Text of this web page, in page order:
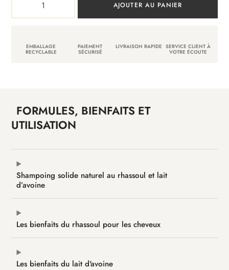
Rhassoul
Saponifié
à
Cheveux
doux,
équilibrés
AJOUTER AU PANIER
EMBALLAGE
RECYCLABLE
PAIEMENT
SÉCURISÉ
LIVRAISON RAPIDE SERVICE CLIENT À
VOTRE ÉCOUTE
FORMULES, BIENFAITS ET
UTILISATION
Shampoing solide naturel au rhassoul et lait
d’avoine
Les bienfaits du rhassoul pour les cheveux
Les bienfaits du lait d'avoine